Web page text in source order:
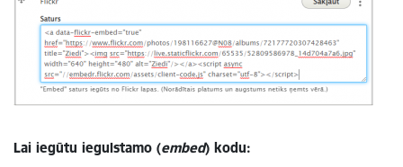
Lai iegūtu iegulstamo (embed) kodu: